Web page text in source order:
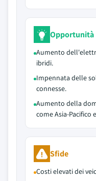
Opportunità
Aumento
ibridi.
Impennata delle
connesse.
Aumento della
come Asia-Pacifico
Sfide
Costi elevati dei